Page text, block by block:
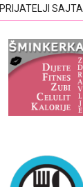
PRIJATELJI SAJTA